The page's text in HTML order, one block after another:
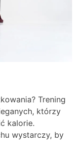
Trening
którzy
kalorie.
wystarczy, by